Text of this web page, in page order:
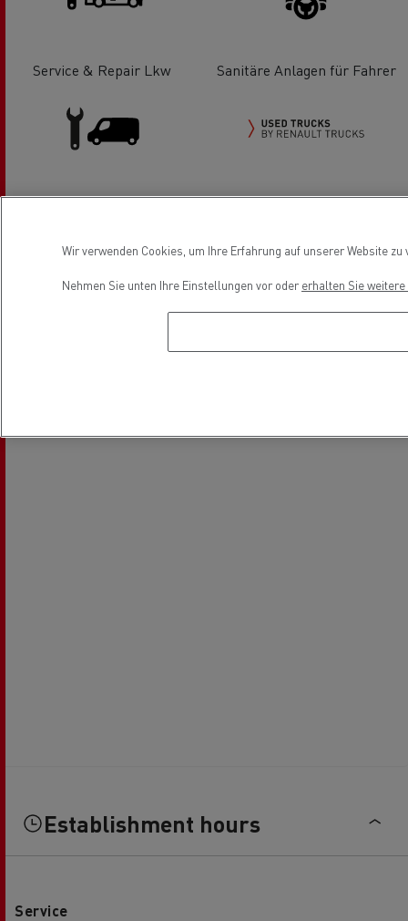
Service & Repair Lkw Sanitäre Anlagen für Fahrer
Establishment hours
Service
Wir verwenden Cookies, um Ihre Erfahrung auf unserer Website
Nehmen Sie unten Ihre Einstellungen vor oder erhalten Sie